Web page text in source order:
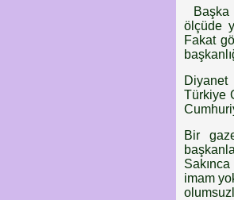
Başka
ölçüde
Fakat
Türkiye
Bir
imam